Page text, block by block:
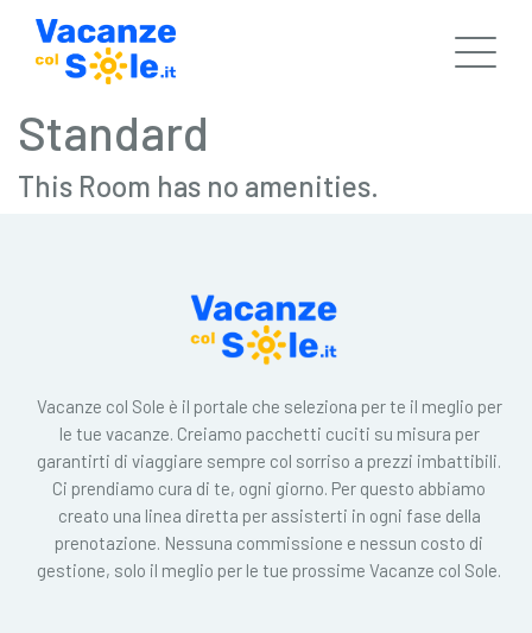
Standard
This Room has no amenities.
Vacanze col Sole è il portale che seleziona per te il meglio per
le tue vacanze. Creiamo pacchetti cuciti su misura per
garantirti di viaggiare sempre col sorriso a prezzi imbattibili.
Ci prendiamo cura di te, ogni giorno. Per questo abbiamo
creato una linea diretta per assisterti in ogni fase della
prenotazione. Nessuna commissione e nessun costo di
gestione, solo il meglio per le tue prossime Vacanze col Sole.